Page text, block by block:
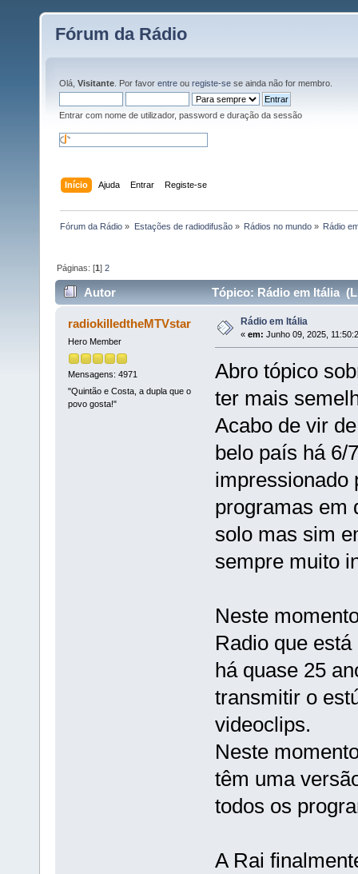
Fórum da Rádio
Olá, Visitante . Por favor entre ou registe-se se ainda não for membro.
Entrar com nome de utilizador, password e duração da sessão
Início Ajuda Entrar Registe-se
Fórum da Rádio » Estações de radiodifusão» Rádios no mundo» Rádio
Páginas: [1]2
Autor Tópico: Rádio em Itália
radiokilledtheMTVstar
Hero Member
Mensagens: 4971
"Quintão e Costa, a dupla que o
povo gosta!"
Rádio em Itália
« em: Junho 09, 2025,
Abro tópico
ter mais
Acabo de vir
belo país há 6/
impressionado
programas em
solo mas sim
sempre muito
Neste
Radio que
há quase 25
transmitir o
videoclips.
Neste
têm uma
todos os
A Rai